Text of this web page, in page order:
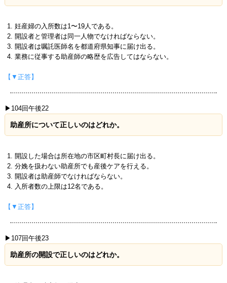
妊産婦の入所数は1〜19人である。
開設者と管理者は同一人物でなければならない。
開設者は嘱託医師名を都道府県知事に届け出る。
業務に従事する助産師の略歴を広告してはならない。
【▼正答】
▶104回午後22
助産所について正しいのはどれか。
開設した場合は所在地の市区町村長に届け出る。
分娩を扱わない助産所でも産後ケアを行える。
開設者は助産師でなければならない。
入所者数の上限は12名である。
【▼正答】
▶107回午後23
助産所の開設で正しいのはどれか。